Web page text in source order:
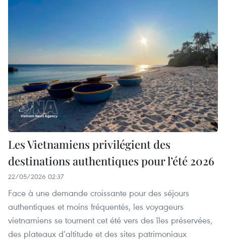
Les Vietnamiens privilégient des
destinations authentiques pour l’été 2026
22/05/2026 02:37
Face à une demande croissante pour des séjours
authentiques et moins fréquentés, les voyageurs
vietnamiens se tournent cet été vers des îles préservées,
des plateaux d’altitude et des sites patrimoniaux